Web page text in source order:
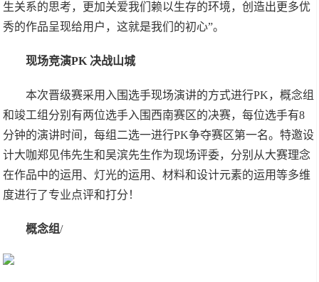
生关系的思考，更加关爱我们赖以生存的环境，创造出更多优
秀的作品呈现给用户，这就是我们的初心”。
现场竞演PK 决战山城
本次晋级赛采用入围选手现场演讲的方式进行PK，概念组
和竣工组分别有两位选手入围西南赛区的决赛，每位选手有8
分钟的演讲时间，每组二选一进行PK争夺赛区第一名。特邀设
计大咖郑见伟先生和吴滨先生作为现场评委，分别从大赛理念
在作品中的运用、灯光的运用、材料和设计元素的运用等多维
度进行了专业点评和打分！
概念组/